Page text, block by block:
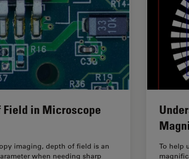
Field in Microscope
imaging, depth of field is an
when needing sharp
To help